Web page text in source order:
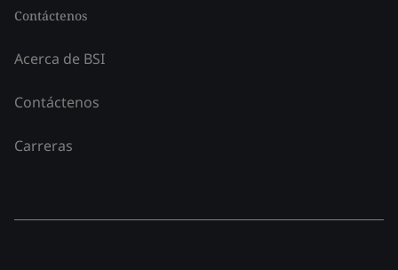
Contáctenos
Acerca de BSI
Contáctenos
Carreras